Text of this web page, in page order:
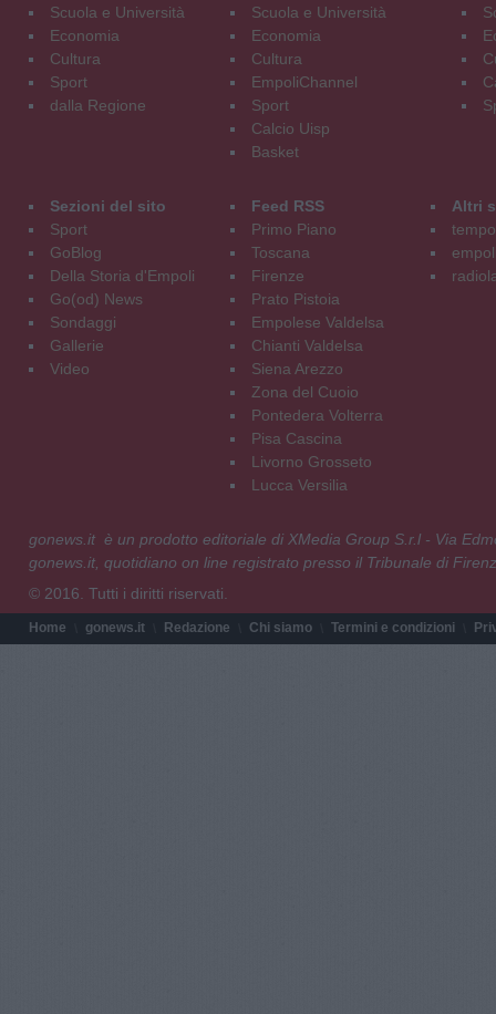
Scuola e Università
Economia
Cultura
Sport
dalla Regione
Scuola e Università
Economia
Cultura
EmpoliChannel
Sport
Calcio Uisp
Basket
Sezioni del sito
Sport
GoBlog
Della Storia d'Empoli
Go(od) News
Sondaggi
Gallerie
Video
Feed RSS
Primo Piano
Toscana
Firenze
Prato Pistoia
Empolese Valdelsa
Chianti Valdelsa
Siena Arezzo
Zona del Cuoio
Pontedera Volterra
Pisa Cascina
Livorno Grosseto
Lucca Versilia
Altri
gonews.it è un prodotto editoriale di XMedia Group S.r.l - Via
gonews.it, quotidiano on line registrato presso il Tribunale di
© 2016. Tutti i diritti riservati.
Home gonews.it Redazione Chi siamo Termini e condizioni